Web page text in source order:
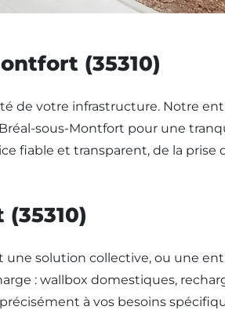
(35310)
de votre infrastructure. Notre
sous-Montfort pour une
fiable et transparent, de la prise
solution collective, ou une
: wallbox domestiques,
à vos besoins